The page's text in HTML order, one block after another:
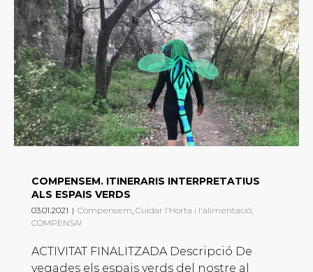
COMPENSEM. ITINERARIS INTERPRETATIUS
ALS ESPAIS VERDS
03.01.2021 | Compensem, Cuidar l'Horta i l'alimentació,
COMPENSA!
ACTIVITAT FINALITZADA Descripció De
vegades els espais verds del nostre al